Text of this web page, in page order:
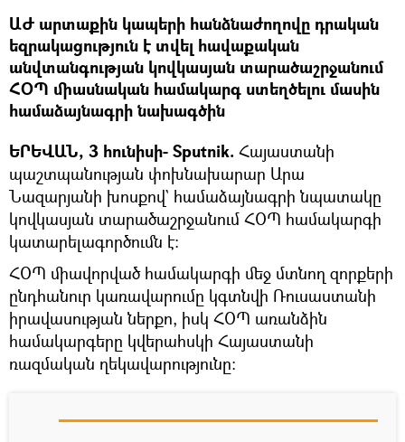
ԱԺ արտաքին կապերի հանձնաժողովը դրական
եզրակացություն է տվել հավաքական
անվտանգության կովկասյան տարածաշրջանում
ՀՕՊ միասնական համակարգ ստեղծելու մասին
համաձայնագրի նախագծին
ԵՐԵՎԱՆ, 3 հունիսի- Sputnik. Հայաստանի
պաշտպանության փոխնախարար Արա
Նազարյանի խոսքով` համաձայնագրի նպատակը
կովկասյան տարածաշրջանում ՀՕՊ համակարգի
կատարելագործումն է։
ՀՕՊ միավորված համակարգի մեջ մտնող զորքերի
ընդհանուր կառավարումը կգտնվի Ռուսաստանի
իրավասության ներքո, իսկ ՀՕՊ առանձին
համակարգերը կվերահսկի Հայաստանի
ռազմական ղեկավարությունը։